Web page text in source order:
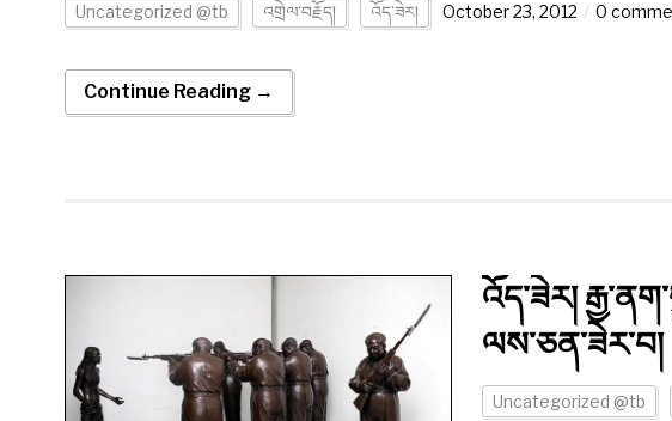
Uncategorized @tb འགྲེལ་བརྗོད། འོད་ཟེར། October 23, 2012 0
Continue Reading →
འོད་ཟེར།
ལས་ཅན་ཟེར་བ།
Uncategorized @tb